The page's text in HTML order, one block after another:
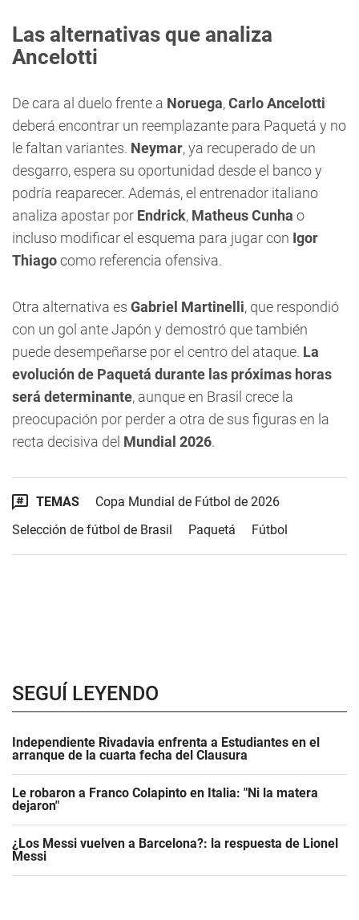
Las alternativas que analiza
Ancelotti
De cara al duelo frente a Noruega,Carlo Ancelotti
deberá encontrar un reemplazante para Paquetá y no
le faltan variantes. Neymar, ya recuperado de un
desgarro, espera su oportunidad desde el banco y
podría reaparecer. Además, el entrenador italiano
analiza apostar por Endrick, Matheus Cunha o
incluso modificar el esquema para jugar con Igor
Thiagocomo referencia ofensiva.
Otra alternativa es Gabriel Martinelli, que respondió
con un gol ante Japón y demostró que también
puede desempeñarse por el centro del ataque. La
evolución de Paquetá durante las próximas horas
será determinante, aunque en Brasil crece la
preocupación por perder a otra de sus figuras en la
recta decisiva del Mundial 2026.
TEMAS
Copa Mundial de Fútbol de 2026
Selección de fútbol de Brasil
Paquetá Fútbol
SEGUÍ LEYENDO
Independiente Rivadavia enfrenta a Estudiantes en el
arranque de la cuarta fecha del Clausura
Le robaron a Franco Colapinto en Italia: "Ni la matera
dejaron"
¿Los Messi vuelven a Barcelona?: la respuesta de Lionel
Messi